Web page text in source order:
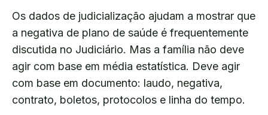
Os dados de judicialização ajudam a mostrar que
a negativa de plano de saúde é frequentemente
discutida no Judiciário. Mas a família não deve
agir com base em média estatística. Deve agir
com base em documento: laudo, negativa,
contrato, boletos, protocolos e linha do tempo.